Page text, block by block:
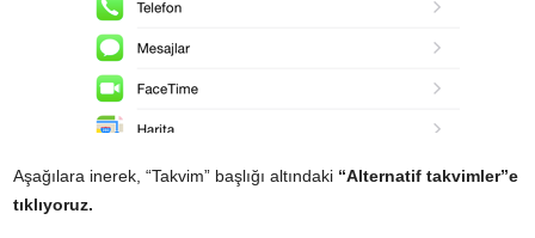
Aşağılara inerek, “Takvim” başlığı altındaki “Alternatif takvimler”e
tıklıyoruz.